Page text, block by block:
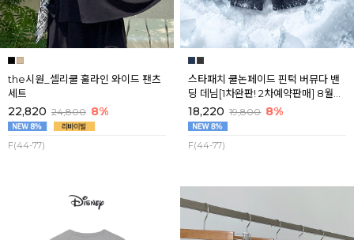
the시원_셀리쿨 훌라인 와이드 팬츠
세트
22,820 24,800 8%
F(44-77)
스타패치 쿨논페이드 핀턱 버뮤다 밴
딩 데님[1차완판! 2차예약판매] 8월셋
째주 순차배송
18,220 19,800 8%
F(44-77)